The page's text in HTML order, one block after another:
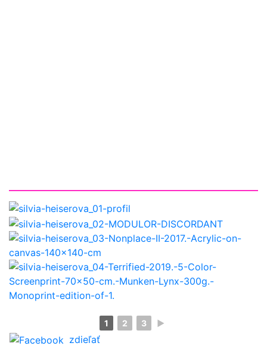
1 2 3 ►
zdieľať